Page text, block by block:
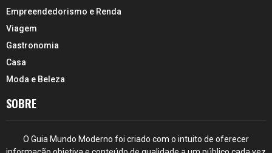
Empreendedorismo e Renda
Viagem
Gastronomia
Casa
Moda e Beleza
SOBRE
O Guia Mundo Moderno foi criado com o intuito de oferecer